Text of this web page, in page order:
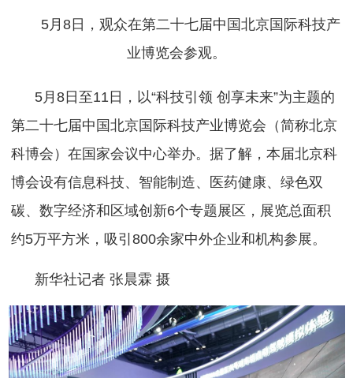
5月8日，观众在第二十七届中国北京国际科技产
业博览会参观。
5月8日至11日，以“科技引领 创享未来”为主题的
第二十七届中国北京国际科技产业博览会（简称北京
科博会）在国家会议中心举办。据了解，本届北京科
博会设有信息科技、智能制造、医药健康、绿色双
碳、数字经济和区域创新6个专题展区，展览总面积
约5万平方米，吸引800余家中外企业和机构参展。
新华社记者 张晨霖 摄